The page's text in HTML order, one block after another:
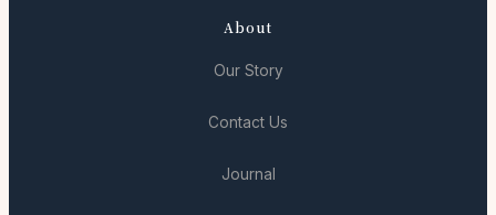
About
Our Story
Contact Us
Journal